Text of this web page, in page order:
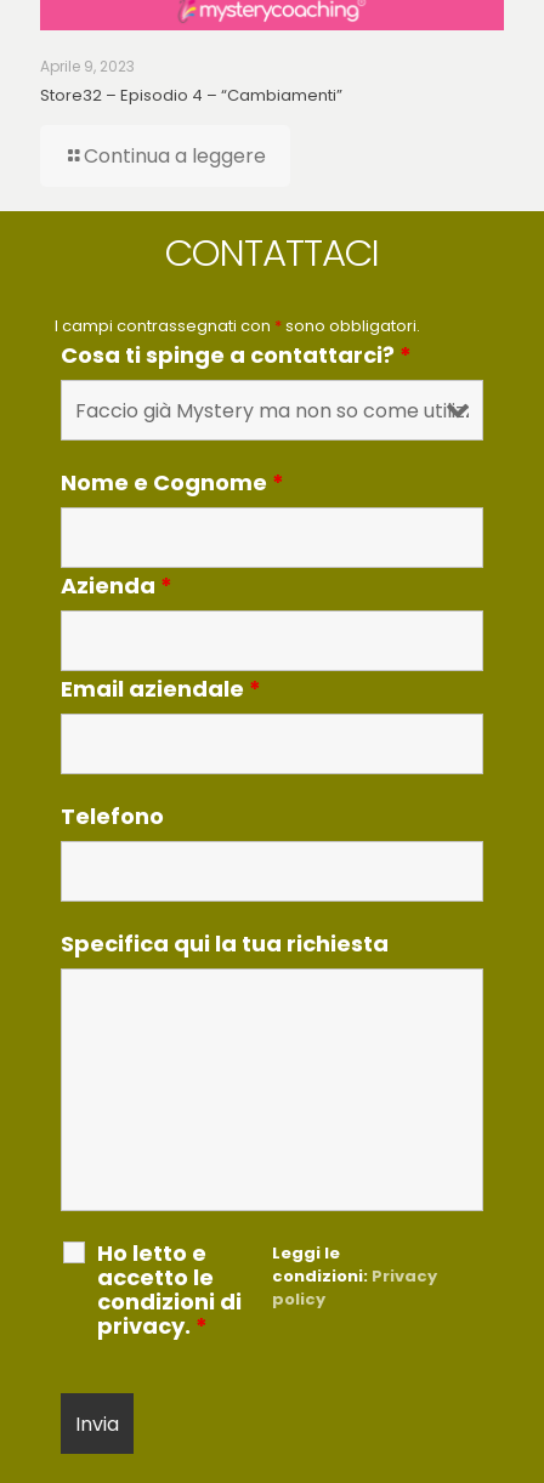
Aprile 9, 2023
Store32 – Episodio 4 – “Cambiamenti”
Continua a leggere
CONTATTACI
I campi contrassegnati con *sono obbligatori.
Cosa ti spinge a contattarci? *
Nome e Cognome *
Azienda *
Email aziendale *
Telefono
Specifica qui la tua richiesta
Ho letto e
accetto le
condizioni di
privacy. *
Leggi le
condizioni: Privacy
policy